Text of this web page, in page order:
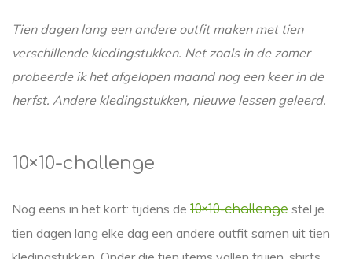
Tien dagen lang een andere outfit maken met tien
verschillende kledingstukken. Net zoals in de zomer
probeerde ik het afgelopen maand nog een keer in de
herfst. Andere kledingstukken, nieuwe lessen geleerd.
10×10-challenge
Nog eens in het kort: tijdens de 10×10-challenge stel je
tien dagen lang elke dag een andere outfit samen uit tien